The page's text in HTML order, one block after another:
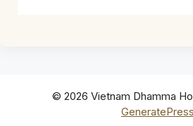
© 2026 Vietnam Dhamma
GeneratePress